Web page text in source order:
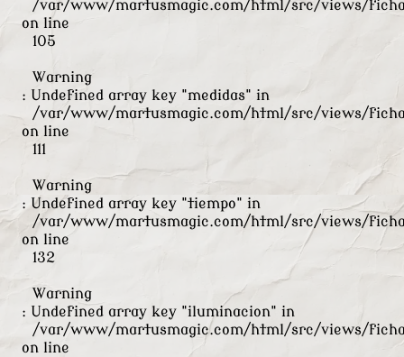
/var/www/martusmagic.com/html/src/views/
on line
105
Warning
: Undefined array key "medidas" in
/var/www/martusmagic.com/html/src/views/
on line
111
Warning
: Undefined array key "tiempo" in
/var/www/martusmagic.com/html/src/views/
on line
132
Warning
: Undefined array key "iluminacion" in
/var/www/martusmagic.com/html/src/views/
on line